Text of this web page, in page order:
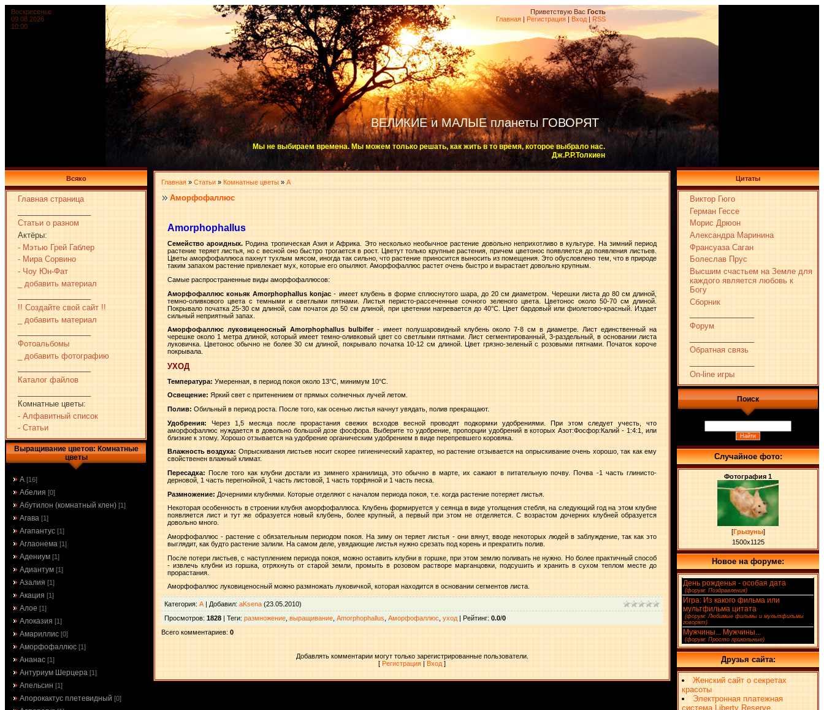
Воскресенье
09.08.2026
10:00
Приветствую Вас Гость
Главная | Регистрация | Вход | RSS
ВЕЛИКИЕ и МАЛЫЕ планеты ГОВОРЯТ
Мы не выбираем времена. Мы можем только решать, как жить в то время, которое выбрало нас.
Дж.Р.Р.Толкиен
Всяко
Главная страница
Статьи о разном
Актёры:
- Мэтью Грей Габлер
- Мира Сорвино
- Чоу Юн-Фат
_ добавить материал
!! Создайте свой сайт !!
_ добавить материал
Фотоальбомы
_ добавить фотографию
Каталог файлов
Комнатные цветы:
- Алфавитный список
- Статьи
Выращивание цветов: Комнатные
цветы
А [16]
Абелия [0]
Абутилон (комнатный клен) [1]
Агава [1]
Агапантус [1]
Аглаонема [1]
Адениум [1]
Адиантум [1]
Азалия [1]
Акация [1]
Алое [1]
Алоказия [1]
Амариллис [0]
Аморфофаллюс [1]
Ананас [1]
Антуриум Шерцера [1]
Апельсин [1]
Апорокактус плетевидный [0]
Главная » Статьи » Комнатные цветы » А
Аморфофаллюс
Amorphophallus
Семейство ароидных. Родина тропическая Азия и Африка. Это несколько необычное растение довольно неприхотливо в культуре. На зимний период
растение теряет листья, но с весной оно быстро трогается в рост. Цветут только крупные растения, причем цветонос появляется до появления листьев.
Цветы аморфофаллюса пахнут тухлым мясом, иногда так сильно, что растение приносится выносить из помещения. Это обусловлено тем, что в природе
таким запахом растение привлекает мух, которые его опыляют. Аморфофаллюс растет очень быстро и вырастает довольно крупным.
Самые распространенные виды аморфофаллюсов:
Аморфофаллюс коньяк Amorphophallus konjac - имеет клубень в форме сплюснутого шара, до 20 см диаметром. Черешки листа до 80 см длиной,
темно-оливкового цвета с темными и светлыми пятнами. Листья перисто-рассеченные сочного зеленого цвета. Цветонос около 50-70 см длиной.
Покрывало початка 25-30 см длиной, сам початок до 50 см длиной, при цветении нагревается до 40°C. Цвет бардовый или фиолетово-красный. Издает
сильный неприятный запах.
Аморфофаллюс луковиценосный Amorphophallus bulbifer - имеет полушаровидный клубень около 7-8 см в диаметре. Лист единственный на
черешке около 1 метра длиной, который имеет темно-оливковый цвет со светлыми пятнами. Лист сегментированный, 3-раздельный, в основании листа
луковичка. Цветонос обычно не более 30 см длиной, покрывало початка 10-12 см длиной. Цвет грязно-зеленый с розовыми пятнами. Початок короче
покрывала.
УХОД
Температура: Умеренная, в период покоя около 13°C, минимум 10°C.
Освещение: Яркий свет с притенением от прямых солнечных лучей летом.
Полив: Обильный в период роста. После того, как осенью листья начнут увядать, полив прекращают.
Удобрения: Через 1,5 месяца после прорастания свежих всходов весной проводят подкормки удобрениями. При этом следует учесть, что
аморфофаллюс нуждается в довольно большой дозе фосфора. Выберите то удобрение, пропорции удобрений в которых Азот:Фосфор:Калий - 1:4:1, или
близкие к этому. Хорошо отзывается на удобрение органическим удобрением в виде перепревшего коровяка.
Влажность воздуха: Опрыскивания листьев носит скорее гигиенический характер, но растение отзывается на опрыскивание очень хорошо, так как ему
свойственен влажный климат.
Пересадка: После того как клубни достали из зимнего хранилища, это обычно в марте, их сажают в питательную почву. Почва -1 часть глинисто-
дерновой, 1 часть перегнойной, 1 часть листовой, 1 часть торфяной и 1 часть песка.
Размножение: Дочерними клубнями. Которые отделяют с началом периода покоя, т.е. когда растение потеряет листья.
Некоторая особенность в строении клубня аморфофаллюса. Клубень формируется у сеянца в виде утолщения стебля, на следующий год на этом клубне
появляется лист и тут же образуется новый клубень, более крупный, а первый при этом не отделяется. С возрастом дочерних клубней образуется
довольно много.
Аморфофаллюс - растение с обязательным периодом покоя. На зиму он теряет листья - они вянут, вводе некоторых людей в заблуждение, так как это
выглядит, как будто растение залили. На самом деле, увядающие листья нужно срезать под корень и прекратить полив.
После потери листьев, с наступлением периода покоя, можно оставить клубни в горшке, при этом землю поливать не нужно. Но более практичный способ
- извлечь клубни из горшка, отряхнуть от старой земли, промыть в розовом растворе марганцовки, подсушить и хранить в сухом теплом месте до
прорастания.
Аморфофаллюс луковиценосный можно размножать луковичкой, которая находится в основании сегментов листа.
Категория: А | Добавил: aKsena (23.05.2010)
Просмотров: 1828 | Теги: размножение выращивание Amorphophallus Аморфофаллюс уход | Рейтинг: 0.0/0
Всего комментариев: 0
Добавлять комментарии могут только зарегистрированные пользователи.
[ Регистрация | Вход ]
Цитаты
Виктор Гюго
Герман Гессе
Морис Дрюон
Александра Маринина
Франсуаза Саган
Болеслав Прус
Высшим счастьем на Земле для
каждого является любовь к
Богу
Сборник
Форум
Обратная связь
On-line игры
Поиск
Случайное фото:
Фотография 1
[Грызуны]
1500x1125
Новое на форуме:
День рожденья - особая дата
(форум: Поздравления)
Игра: Из какого фильма или
мультфильма цитата
(форум: Любимые фильмы и мультфильмы
говорят)
Мужчины... Мужчины...
(форум: Просто прикольные)
Друзья сайта:
Женский сайт о секретах
красоты
Электронная платежная
система Liberty Reserve.